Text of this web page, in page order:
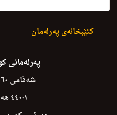
کتێبخانەی پەرلەمان
پەرلەمانی
شەقامی ٦٠ مەتری
٤٤٠٠١ هەولێر